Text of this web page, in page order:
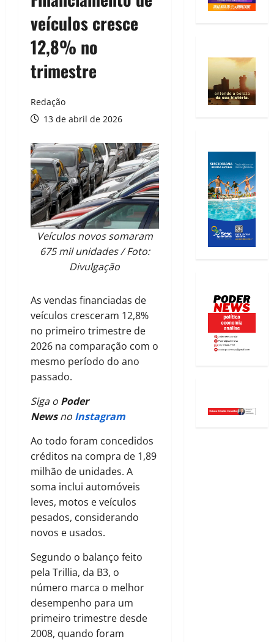
veículos cresce
12,8% no
trimestre
Redação
13 de abril de 2026
Veículos novos somaram
675 mil unidades / Foto:
Divulgação
As vendas financiadas de
veículos cresceram 12,8%
no primeiro trimestre de
2026 na comparação com o
mesmo período do ano
passado.
Siga o Poder
Newsno Instagram
Ao todo foram concedidos
créditos na compra de 1,89
milhão de unidades. A
soma inclui automóveis
leves, motos e veículos
pesados, considerando
novos e usados.
Segundo o balanço feito
pela Trillia, da B3, o
número marca o melhor
desempenho para um
primeiro trimestre desde
2008, quando foram